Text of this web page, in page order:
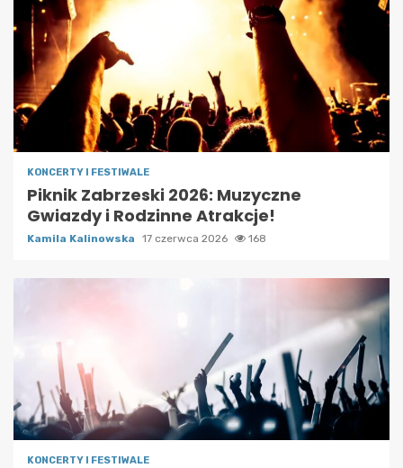
KONCERTY I FESTIWALE
Piknik Zabrzeski 2026: Muzyczne
Gwiazdy i Rodzinne Atrakcje!
Kamila Kalinowska 17 czerwca 2026 168
KONCERTY I FESTIWALE